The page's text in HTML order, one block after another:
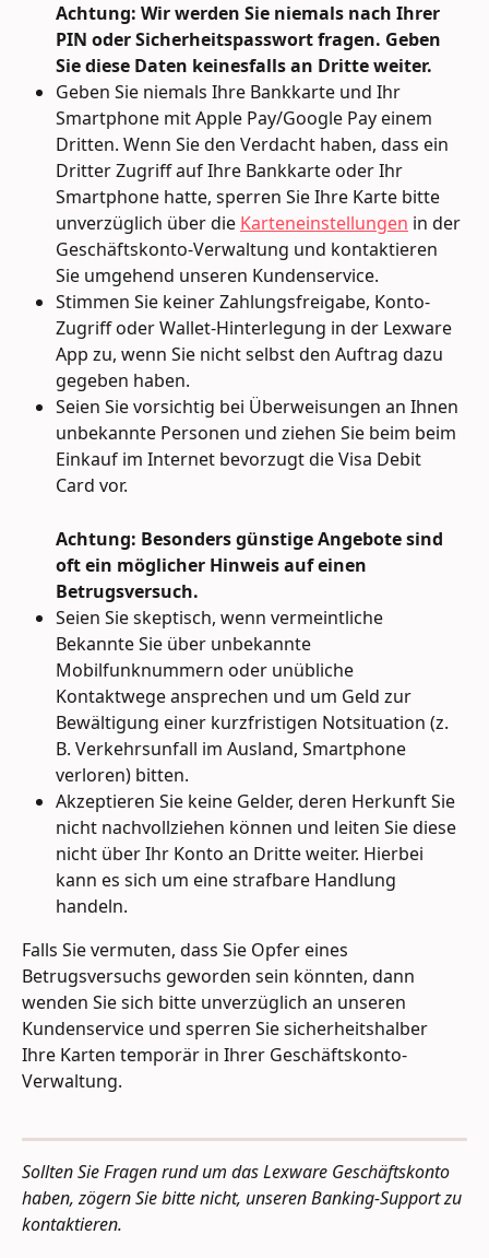
Achtung: Wir werden Sie niemals nach Ihrer
PIN oder Sicherheitspasswort fragen. Geben
Sie diese Daten keinesfalls an Dritte weiter.
Geben Sie niemals Ihre Bankkarte und Ihr
Smartphone mit Apple Pay/Google Pay einem
Dritten. Wenn Sie den Verdacht haben, dass ein
Dritter Zugriff auf Ihre Bankkarte oder Ihr
Smartphone hatte, sperren Sie Ihre Karte bitte
unverzüglich über die Karteneinstellungen in der
Geschäftskonto-Verwaltung und kontaktieren
Sie umgehend unseren Kundenservice.
Stimmen Sie keiner Zahlungsfreigabe, Konto-
Zugriff oder Wallet-Hinterlegung in der Lexware
App zu, wenn Sie nicht selbst den Auftrag dazu
gegeben haben.
Seien Sie vorsichtig bei Überweisungen an Ihnen
unbekannte Personen und ziehen Sie beim beim
Einkauf im Internet bevorzugt die Visa Debit
Card vor.
Achtung: Besonders günstige Angebote sind
oft ein möglicher Hinweis auf einen
Betrugsversuch.
Seien Sie skeptisch, wenn vermeintliche
Bekannte Sie über unbekannte
Mobilfunknummern oder unübliche
Kontaktwege ansprechen und um Geld zur
Bewältigung einer kurzfristigen Notsituation (z.
B. Verkehrsunfall im Ausland, Smartphone
verloren) bitten.
Akzeptieren Sie keine Gelder, deren Herkunft Sie
nicht nachvollziehen können und leiten Sie diese
nicht über Ihr Konto an Dritte weiter. Hierbei
kann es sich um eine strafbare Handlung
handeln.
Falls Sie vermuten, dass Sie Opfer eines
Betrugsversuchs geworden sein könnten, dann
wenden Sie sich bitte unverzüglich an unseren
Kundenservice und sperren Sie sicherheitshalber
Ihre Karten temporär in Ihrer Geschäftskonto-
Verwaltung.
Sollten Sie Fragen rund um das Lexware Geschäftskonto
haben, zögern Sie bitte nicht, unseren Banking-Support zu
kontaktieren.